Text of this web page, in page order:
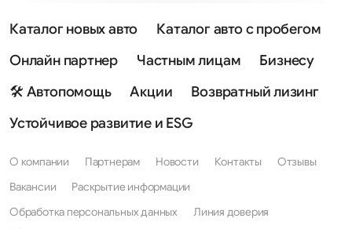
Каталог новых авто
Каталог авто с пробегом
Онлайн партнер
Частным лицам
Бизнесу
🛠 Автопомощь
Акции
Возвратный лизинг
Устойчивое развитие и ESG
О компании Партнерам Новости Контакты
Отзывы
Вакансии
Раскрытие информации
Обработка персональных данных
Линия доверия